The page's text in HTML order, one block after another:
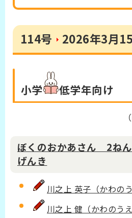
114号 2026年3月
小学 低学年向け
ぼくのおかあさん 2ね
げんき
川之上 英子（かわの
川之上 健（かわのうえ